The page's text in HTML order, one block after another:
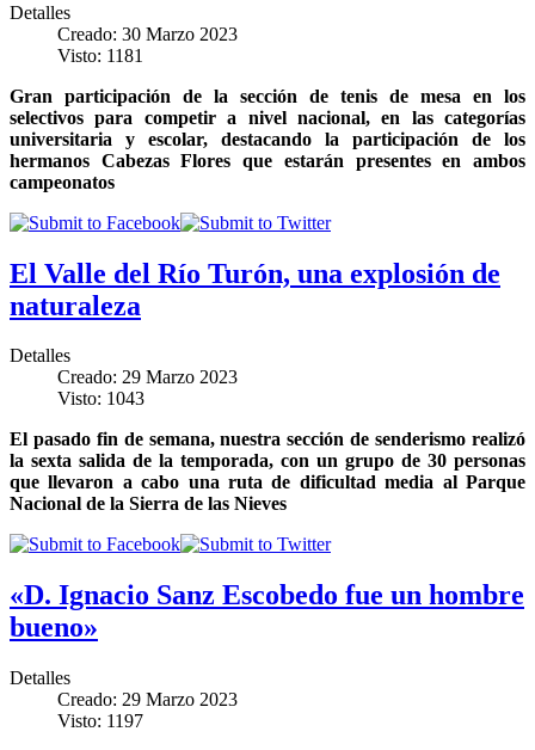
Detalles
Creado: 30 Marzo 2023
Visto: 1181
Gran participación de la sección de tenis de mesa en los
selectivos para competir a nivel nacional, en las categorías
universitaria y escolar, destacando la participación de los
hermanos Cabezas Flores que estarán presentes en ambos
campeonatos
El Valle del Río Turón, una explosión de
naturaleza
Detalles
Creado: 29 Marzo 2023
Visto: 1043
El pasado fin de semana, nuestra sección de senderismo realizó
la sexta salida de la temporada, con un grupo de 30 personas
que llevaron a cabo una ruta de dificultad media al Parque
Nacional de la Sierra de las Nieves
«D. Ignacio Sanz Escobedo fue un hombre
bueno»
Detalles
Creado: 29 Marzo 2023
Visto: 1197